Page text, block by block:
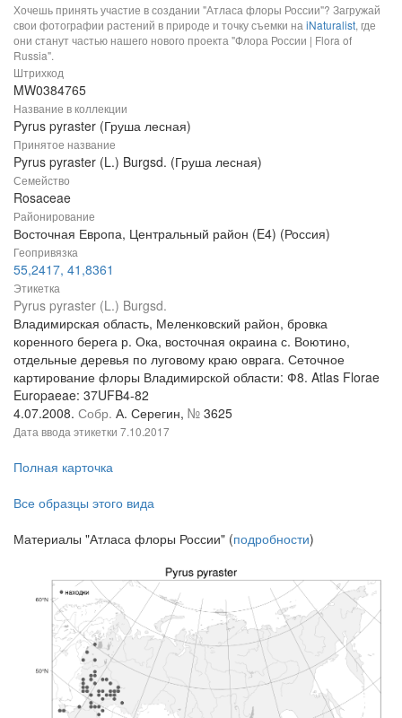
Хочешь принять участие в создании "Атласа флоры России"? Загружай
свои фотографии растений в природе и точку съемки на iNaturalist, где
они станут частью нашего нового проекта "Флора России | Flora of
Russia".
Штрихкод
MW0384765
Название в коллекции
Pyrus pyraster (Груша лесная)
Принятое название
Pyrus pyraster (L.) Burgsd. (Груша лесная)
Семейство
Rosaceae
Районирование
Восточная Европа, Центральный район (E4) (Россия)
Геопривязка
55,2417, 41,8361
Этикетка
Pyrus pyraster (L.) Burgsd.
Владимирская область, Меленковский район, бровка
коренного берега р. Ока, восточная окраина с. Воютино,
отдельные деревья по луговому краю оврага. Сеточное
картирование флоры Владимирской области: Ф8. Atlas Florae
Europaeae: 37UFB4-82
4.07.2008. Собр. А. Серегин, № 3625
Дата ввода этикетки 7.10.2017
Полная карточка
Все образцы этого вида
Материалы "Атласа флоры России" (подробности)